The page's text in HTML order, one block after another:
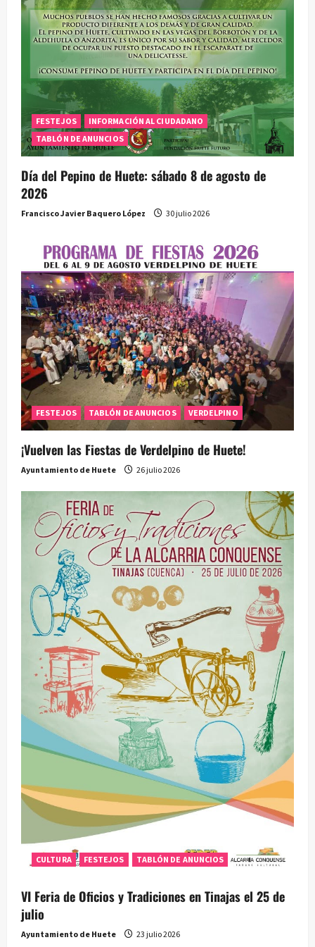
t
a
s
FESTEJOS
INFORMACIÓN AL CIUDADANO
TABLÓN DE ANUNCIOS
Día del Pepino de Huete: sábado 8 de agosto de
2026
Francisco Javier Baquero López 30 julio 2026
FESTEJOS TABLÓN DE ANUNCIOS VERDELPINO
¡Vuelven las Fiestas de Verdelpino de Huete!
Ayuntamiento de Huete 26 julio 2026
CULTURA FESTEJOS TABLÓN DE ANUNCIOS
VI Feria de Oficios y Tradiciones en Tinajas el 25 de
julio
Ayuntamiento de Huete 23 julio 2026